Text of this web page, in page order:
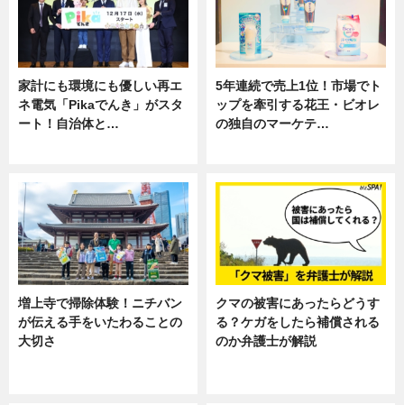
家計にも環境にも優しい再エ
ネ電気「Pikaでんき」がスタ
ート！自治体と…
5年連続で売上1位！市場でト
ップを牽引する花王・ビオレ
の独自のマーケテ…
増上寺で掃除体験！ニチバン
が伝える手をいたわることの
大切さ
クマの被害にあったらどうす
る？ケガをしたら補償される
のか弁護士が解説